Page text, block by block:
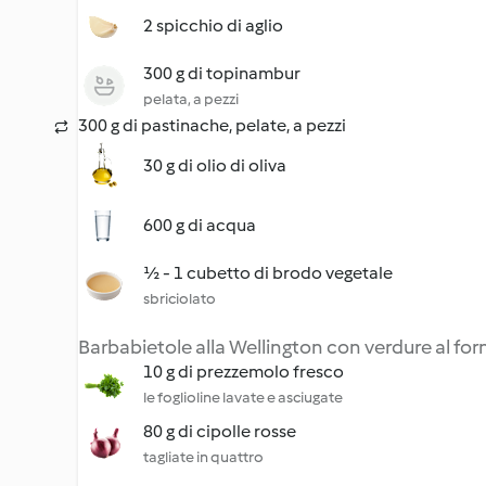
2 spicchio di aglio
300 g di topinambur
pelata, a pezzi
300 g di pastinache, pelate, a pezzi
30 g di olio di oliva
600 g di acqua
½ - 1 cubetto di brodo vegetale
sbriciolato
Barbabietole alla Wellington con verdure al
10 g di prezzemolo fresco
le foglioline lavate e asciugate
80 g di cipolle rosse
tagliate in quattro